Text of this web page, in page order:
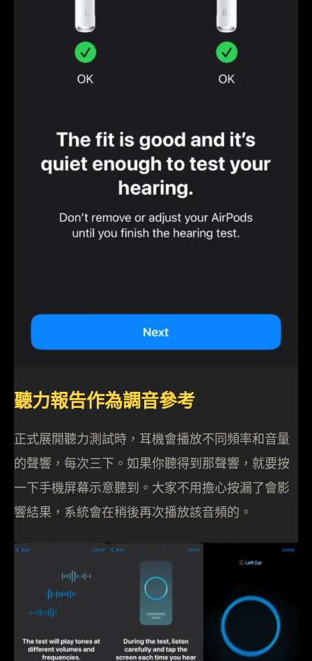
聽力報告作為調音參考
正式展開聽力測試時，耳機會播放不同頻率和音量
的聲響，每次三下。如果你聽得到那聲響，就要按
一下手機屏幕示意聽到。大家不用擔心按漏了會影
響結果，系統會在稍後再次播放該音頻的。